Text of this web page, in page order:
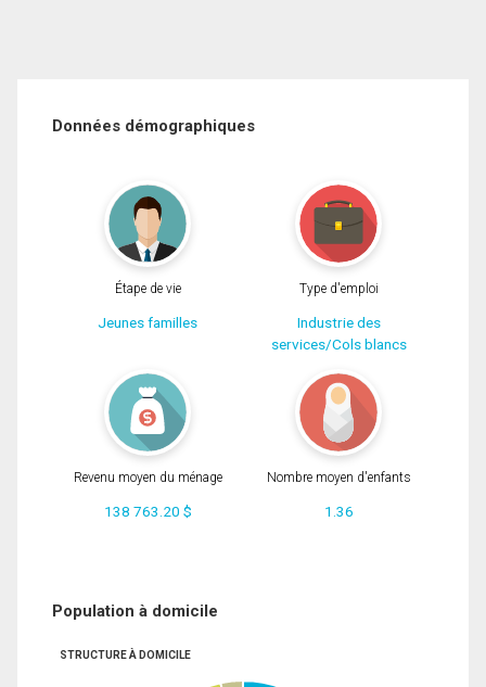
Données démographiques
Étape de vie
Jeunes familles
Type d'emploi
Industrie des
services/Cols blancs
Revenu moyen du ménage
138 763.20 $
Nombre moyen d'enfants
1.36
Population à domicile
STRUCTURE À DOMICILE